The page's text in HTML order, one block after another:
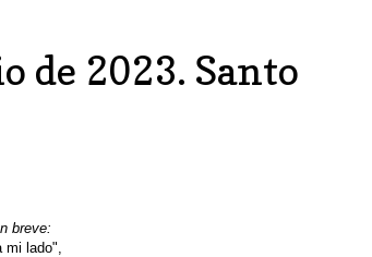
de 2023. Santo
breve:
lado",